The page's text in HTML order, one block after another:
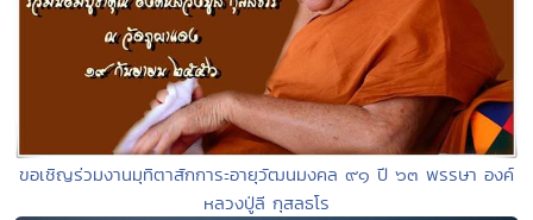
ขอเชิญร่วมงานมุทิตาสักการะอายุวัฒนมงคล ๙๑ ปี ๖๓ พรรษา องค์
หลวงปู่ลี กุสลธโร